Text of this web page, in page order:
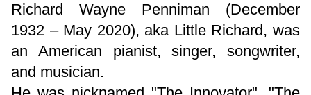
Richard Wayne Penniman (December
1932 – May 2020), aka Little Richard, was
an American pianist, singer, songwriter,
and musician.